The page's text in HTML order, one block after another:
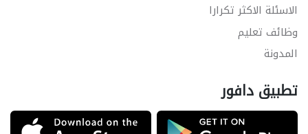
الاسئلة الاكثر تكرارا
وظائف تعليم
المدونة
تطبيق دافور